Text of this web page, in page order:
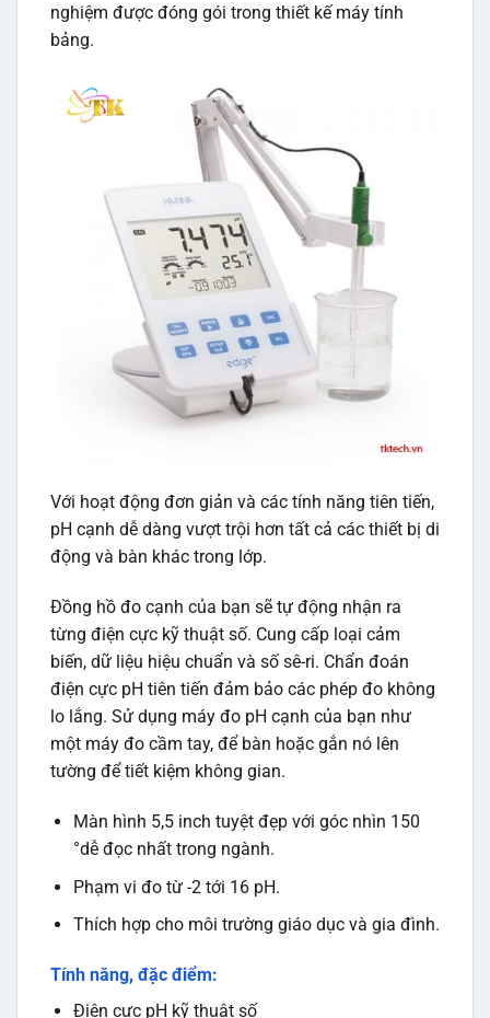
nghiệm được đóng gói trong thiết kế máy tính
bảng.
Với hoạt động đơn giản và các tính năng tiên tiến,
pH cạnh dễ dàng vượt trội hơn tất cả các thiết bị di
động và bàn khác trong lớp.
Đồng hồ đo cạnh của bạn sẽ tự động nhận ra
từng điện cực kỹ thuật số. Cung cấp loại cảm
biến, dữ liệu hiệu chuẩn và số sê-ri. Chẩn đoán
điện cực pH tiên tiến đảm bảo các phép đo không
lo lắng. Sử dụng máy đo pH cạnh của bạn như
một máy đo cầm tay, để bàn hoặc gắn nó lên
tường để tiết kiệm không gian.
Màn hình 5,5 inch tuyệt đẹp với góc nhìn 150
°dễ đọc nhất trong ngành.
Phạm vi đo từ -2 tới 16 pH.
Thích hợp cho môi trường giáo dục và gia đình.
Tính năng, đặc điểm:
Điện cực pH kỹ thuật số